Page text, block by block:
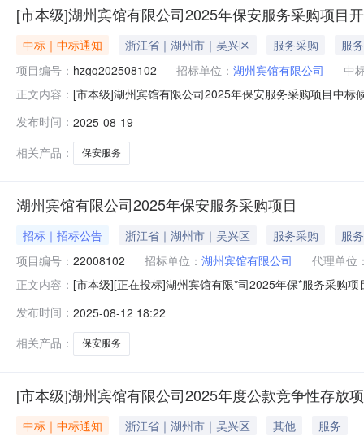
[市本级]湖州宾馆有限公司2025年保安服务采购项目
中标｜中标通知 浙江省｜湖州市｜吴兴区 服务采购
服务
项目编号： hzgq202508102 招标单位： 湖州宾馆有限公司
中
正文内容： [市本级]湖州宾馆有限公司2025年保安服务采购项目中
保保安服务有限公司7680002杭州拱卫安保服务集团有
发布时间： 2025-08-19
相关产品：
保安服务
湖州宾馆有限公司2025年保安服务采购项目
招标｜招标公告 浙江省｜湖州市｜吴兴区 服务采购
服务
项目编号： 22008102 招标单位： 湖州宾馆有限公司
代理单位
正文内容： [市本级][正在投标]湖州宾馆有限*司2025年保*服务采购
条件，现对该项目进行*开发包,项目发包编号为
发布时间： 2025-08-12 18:22
相关产品：
保安服务
[市本级]湖州宾馆有限公司2025年度公款竞争性存放
中标｜中标通知 浙江省｜湖州市｜吴兴区 其他
服务